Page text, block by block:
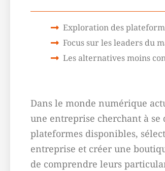
Exploration des
Focus sur les leaders du
Les alternatives moins
Dans le monde numérique
une entreprise cherchant à
plateformes disponibles,
entreprise et créer une
de comprendre leurs